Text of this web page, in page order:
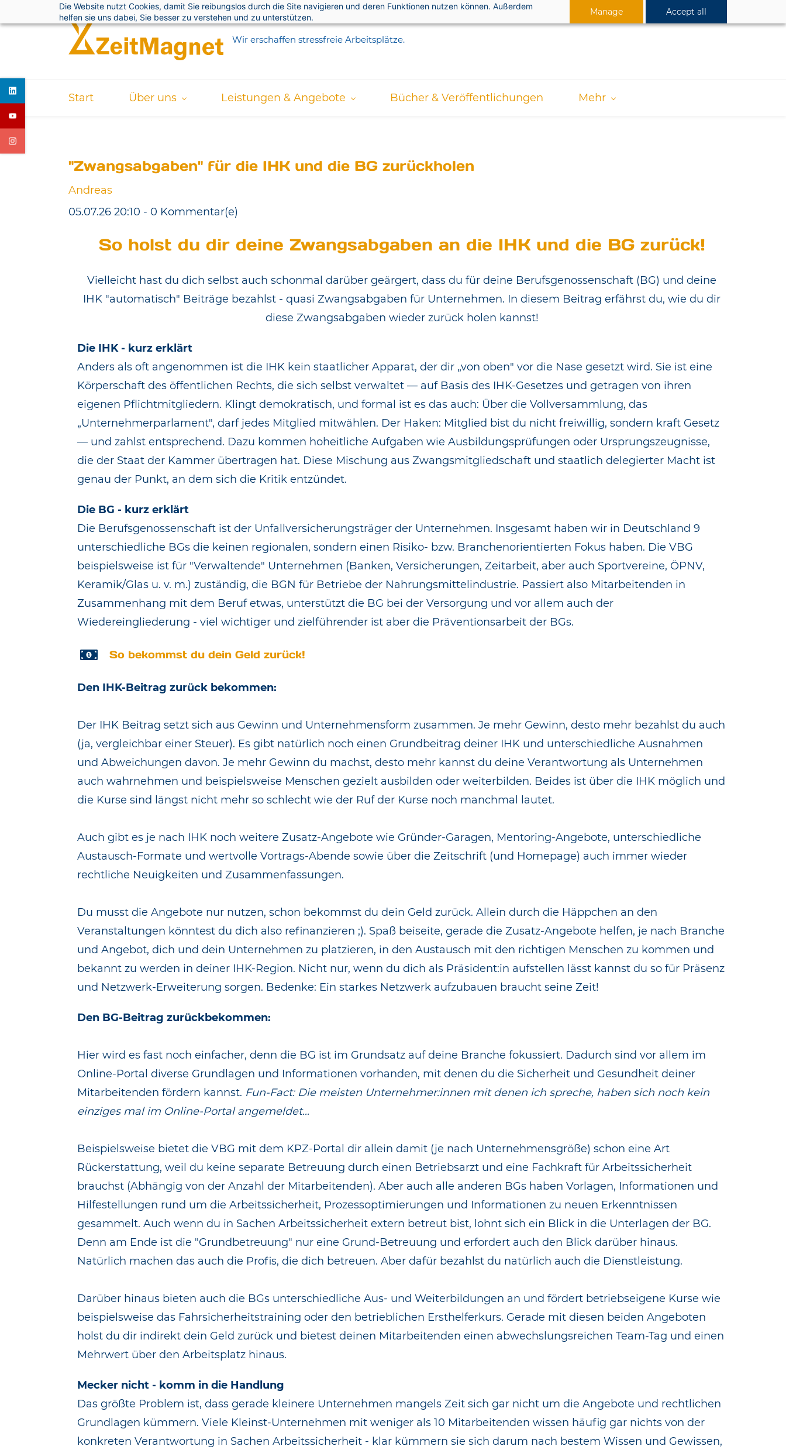
Die Website nutzt Cookies, damit Sie reibungslos durch die Site navigieren und deren Funktionen nutzen können. Außerdem
helfen sie uns dabei, Sie besser zu verstehen und zu unterstützen.
Manage Accept all
to
Wir erschaffen stressfreie Arbeitsplätze.
Start Über uns Leistungen & Angebote Bücher & Veröffentlichungen Mehr
"Zwangsabgaben" für die IHK und die BG zurückholen
Andreas
05.07.26 20:10 - 0 Kommentar(e)
So holst du dir deine Zwangsabgaben an die IHK und die BG zurück!
Vielleicht hast du dich selbst auch schonmal darüber geärgert, dass du für deine Berufsgenossenschaft (BG) und deine
IHK "automatisch" Beiträge bezahlst - quasi Zwangsabgaben für Unternehmen. In diesem Beitrag erfährst du, wie du dir
diese Zwangsabgaben wieder zurück holen kannst!
Die IHK - kurz erklärt
Anders als oft angenommen ist die IHK kein staatlicher Apparat, der dir „von oben" vor die Nase gesetzt wird. Sie ist eine
Körperschaft des öffentlichen Rechts, die sich selbst verwaltet — auf Basis des IHK-Gesetzes und getragen von ihren
eigenen Pflichtmitgliedern. Klingt demokratisch, und formal ist es das auch: Über die Vollversammlung, das
„Unternehmerparlament", darf jedes Mitglied mitwählen. Der Haken: Mitglied bist du nicht freiwillig, sondern kraft Gesetz
— und zahlst entsprechend. Dazu kommen hoheitliche Aufgaben wie Ausbildungsprüfungen oder Ursprungszeugnisse,
die der Staat der Kammer übertragen hat. Diese Mischung aus Zwangsmitgliedschaft und staatlich delegierter Macht ist
genau der Punkt, an dem sich die Kritik entzündet.
Die BG - kurz erklärt
Die Berufsgenossenschaft ist der Unfallversicherungsträger der Unternehmen. Insgesamt haben wir in Deutschland 9
unterschiedliche BGs die keinen regionalen, sondern einen Risiko- bzw. Branchenorientierten Fokus haben. Die VBG
beispielsweise ist für "Verwaltende" Unternehmen (Banken, Versicherungen, Zeitarbeit, aber auch Sportvereine, ÖPNV,
Keramik/Glas u. v. m.) zuständig, die BGN für Betriebe der Nahrungsmittelindustrie. Passiert also Mitarbeitenden in
Zusammenhang mit dem Beruf etwas, unterstützt die BG bei der Versorgung und vor allem auch der
Wiedereingliederung - viel wichtiger und zielführender ist aber die Präventionsarbeit der BGs.
So bekommst du dein Geld zurück!
Den IHK-Beitrag zurück bekommen:
Der IHK Beitrag setzt sich aus Gewinn und Unternehmensform zusammen. Je mehr Gewinn, desto mehr bezahlst du auch
(ja, vergleichbar einer Steuer). Es gibt natürlich noch einen Grundbeitrag deiner IHK und unterschiedliche Ausnahmen
und Abweichungen davon. Je mehr Gewinn du machst, desto mehr kannst du deine Verantwortung als Unternehmen
auch wahrnehmen und beispielsweise Menschen gezielt ausbilden oder weiterbilden. Beides ist über die IHK möglich und
die Kurse sind längst nicht mehr so schlecht wie der Ruf der Kurse noch manchmal lautet.
Auch gibt es je nach IHK noch weitere Zusatz-Angebote wie Gründer-Garagen, Mentoring-Angebote, unterschiedliche
Austausch-Formate und wertvolle Vortrags-Abende sowie über die Zeitschrift (und Homepage) auch immer wieder
rechtliche Neuigkeiten und Zusammenfassungen.
Du musst die Angebote nur nutzen, schon bekommst du dein Geld zurück. Allein durch die Häppchen an den
Veranstaltungen könntest du dich also refinanzieren ;). Spaß beiseite, gerade die Zusatz-Angebote helfen, je nach Branche
und Angebot, dich und dein Unternehmen zu platzieren, in den Austausch mit den richtigen Menschen zu kommen und
bekannt zu werden in deiner IHK-Region. Nicht nur, wenn du dich als Präsident:in aufstellen lässt kannst du so für Präsenz
und Netzwerk-Erweiterung sorgen. Bedenke: Ein starkes Netzwerk aufzubauen braucht seine Zeit!
Den BG-Beitrag zurückbekommen:
Hier wird es fast noch einfacher, denn die BG ist im Grundsatz auf deine Branche fokussiert. Dadurch sind vor allem im
Online-Portal diverse Grundlagen und Informationen vorhanden, mit denen du die Sicherheit und Gesundheit deiner
Mitarbeitenden fördern kannst. Fun-Fact: Die meisten Unternehmer:innen mit denen ich spreche, haben sich noch kein
einziges mal im Online-Portal angemeldet...
Beispielsweise bietet die VBG mit dem KPZ-Portal dir allein damit (je nach Unternehmensgröße) schon eine Art
Rückerstattung, weil du keine separate Betreuung durch einen Betriebsarzt und eine Fachkraft für Arbeitssicherheit
brauchst (Abhängig von der Anzahl der Mitarbeitenden). Aber auch alle anderen BGs haben Vorlagen, Informationen und
Hilfestellungen rund um die Arbeitssicherheit, Prozessoptimierungen und Informationen zu neuen Erkenntnissen
gesammelt. Auch wenn du in Sachen Arbeitssicherheit extern betreut bist, lohnt sich ein Blick in die Unterlagen der BG.
Denn am Ende ist die "Grundbetreuung" nur eine Grund-Betreuung und erfordert auch den Blick darüber hinaus.
Natürlich machen das auch die Profis, die dich betreuen. Aber dafür bezahlst du natürlich auch die Dienstleistung.
Darüber hinaus bieten auch die BGs unterschiedliche Aus- und Weiterbildungen an und fördert betriebseigene Kurse wie
beispielsweise das Fahrsicherheitstraining oder den betrieblichen Ersthelferkurs. Gerade mit diesen beiden Angeboten
holst du dir indirekt dein Geld zurück und bietest deinen Mitarbeitenden einen abwechslungsreichen Team-Tag und einen
Mehrwert über den Arbeitsplatz hinaus.
Mecker nicht - komm in die Handlung
Das größte Problem ist, dass gerade kleinere Unternehmen mangels Zeit sich gar nicht um die Angebote und rechtlichen
Grundlagen kümmern. Viele Kleinst-Unternehmen mit weniger als 10 Mitarbeitenden wissen häufig gar nichts von der
konkreten Verantwortung in Sachen Arbeitssicherheit - klar kümmern sie sich darum nach bestem Wissen und Gewissen,